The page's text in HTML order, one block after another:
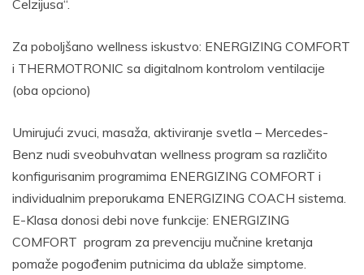
Celzijusa“.
Za poboljšano wellness iskustvo: ENERGIZING COMFORT
i THERMOTRONIC sa digitalnom kontrolom ventilacije
(oba opciono)
Umirujući zvuci, masaža, aktiviranje svetla – Mercedes-
Benz nudi sveobuhvatan wellness program sa različito
konfigurisanim programima ENERGIZING COMFORT i
individualnim preporukama ENERGIZING COACH sistema.
E-Klasa donosi debi nove funkcije: ENERGIZING
COMFORT program za prevenciju mučnine kretanja
pomaže pogođenim putnicima da ublaže simptome.